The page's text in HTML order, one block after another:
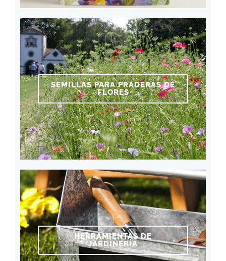
SEMILLAS PARA PRADERAS DE
FLORES
HERRAMIENTAS DE
JARDINERÍA